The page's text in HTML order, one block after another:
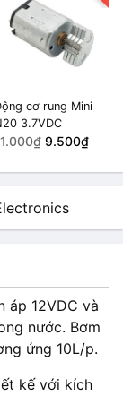
cơ rung Mini
3.7VDC
9.500₫
áp 12VDC và
nước. Bơm
ứng 10L/p.
kế với kích